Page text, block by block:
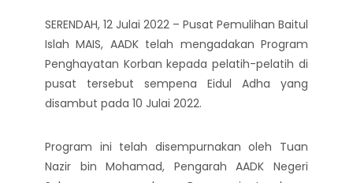
SERENDAH, 12 Julai 2022 – Pusat Pemulihan Baitul
Islah MAIS, AADK telah mengadakan Program
Penghayatan Korban kepada pelatih-pelatih di
pusat tersebut sempena Eidul Adha yang
disambut pada 10 Julai 2022.
Program ini telah disempurnakan oleh Tuan
Nazir bin Mohamad, Pengarah AADK Negeri